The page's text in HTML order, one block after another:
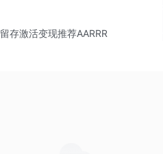
留存激活变现推荐AARRR